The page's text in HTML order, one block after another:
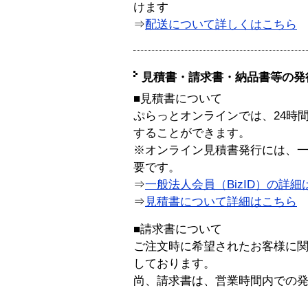
けます
⇒配送について詳しくはこちら
見積書・請求書・納品書等の
■見積書について
ぷらっとオンラインでは、24時
することができます。
※オンライン見積書発行には、
要です。
⇒一般法人会員（BizID）の詳細
⇒ 見積書について詳細はこちら
■請求書について
ご注文時に希望されたお客様に
しております。
尚、請求書は、営業時間内での